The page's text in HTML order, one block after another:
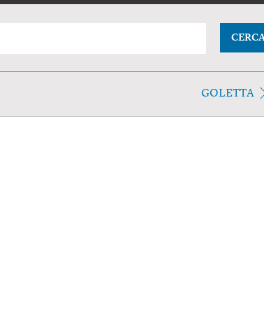
CERCA
GOLETTA